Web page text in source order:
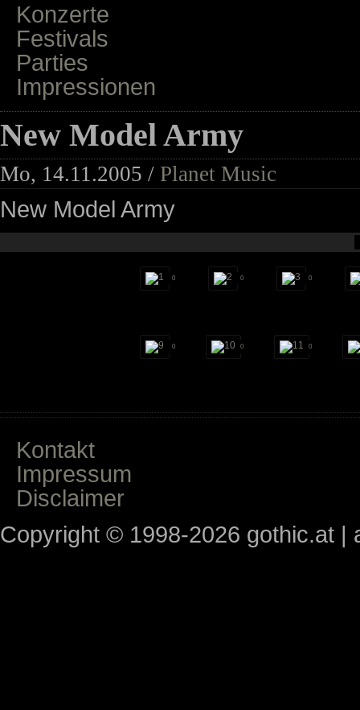
Konzerte
Festivals
Parties
Impressionen
New Model Army
Mo, 14.11.2005 / Planet Music
New Model Army
0 0 0
0 0 0
Kontakt
Impressum
Disclaimer
Copyright © 1998-2026 gothic.at |